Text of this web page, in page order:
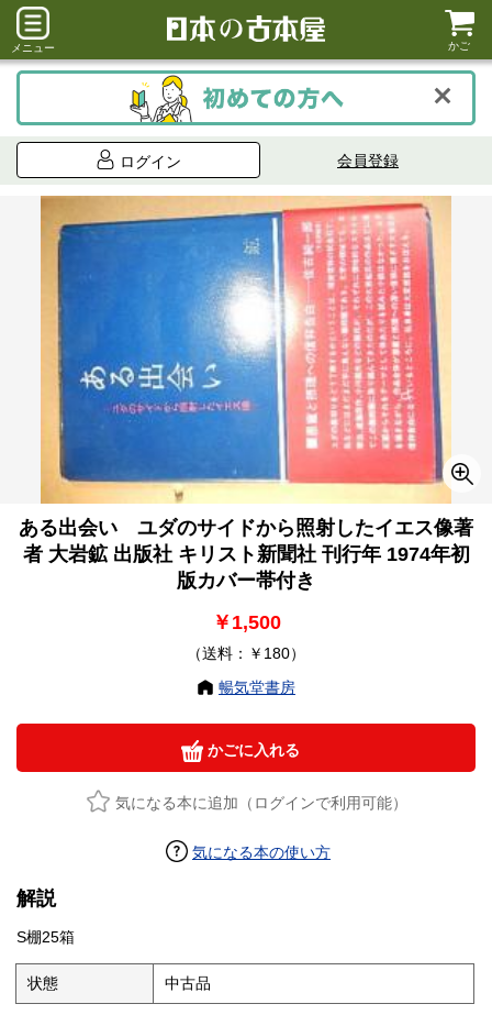
メニュー かご
ログイン 会員登録
ある出会い ユダのサイドから照射したイエス像著
者 大岩鉱 出版社 キリスト新聞社 刊行年 1974年初
版カバー帯付き
￥1,500
（送料：￥180）
暢気堂書房
かごに入れる
気になる本に追加（ログインで利用可能）
気になる本の使い方
解説
S棚25箱
状態 中古品